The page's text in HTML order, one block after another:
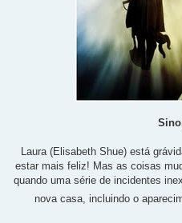
Laura (Elisabeth Shue) está
estar mais feliz! Mas as coisas
quando uma série de incidentes
nova casa, incluindo o